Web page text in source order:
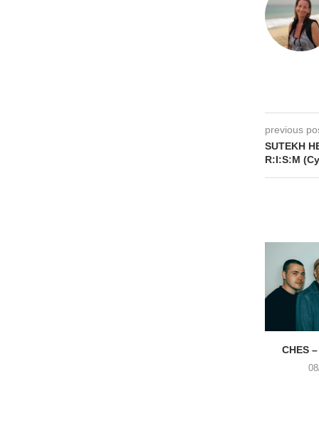
previous
SUTEKH
R​:​I​:​S​:​M
CHES